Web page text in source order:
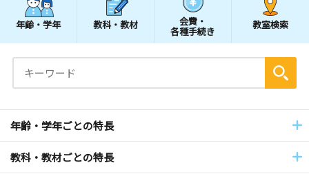
年齢・学年 教科・教材 会費・
各種手続き
教室検索
年齢・学年ごとの特長
教科・教材ごとの特長